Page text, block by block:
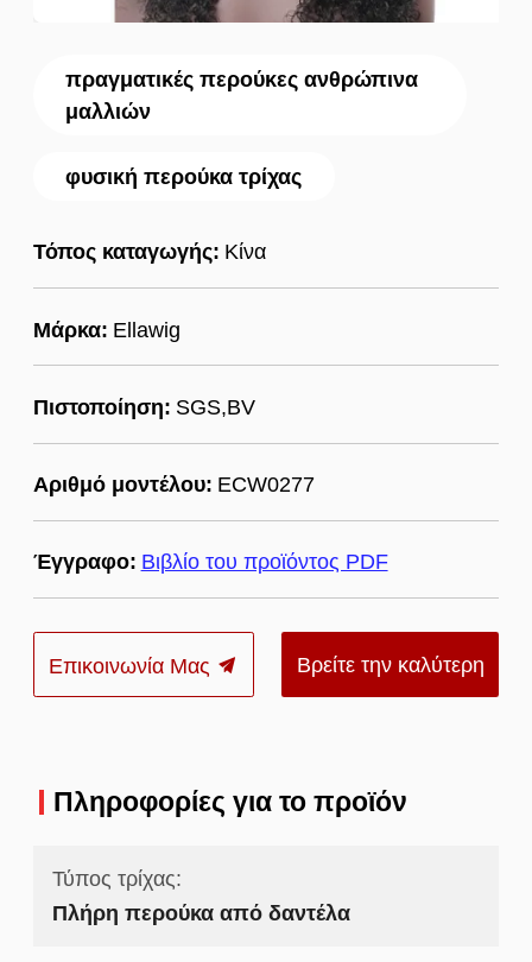
πραγματικές περούκες ανθρώπινα
μαλλιών
φυσική περούκα τρίχας
Τόπος καταγωγής: Κίνα
Μάρκα: Ellawig
Πιστοποίηση: SGS,BV
Αριθμό μοντέλου: ECW0277
Έγγραφο: Βιβλίο του προϊόντος PDF
Επικοινωνία Μας Βρείτε την καλύτερη
Πληροφορίες για το προϊόν
Τύπος τρίχας:
Πλήρη περούκα από δαντέλα